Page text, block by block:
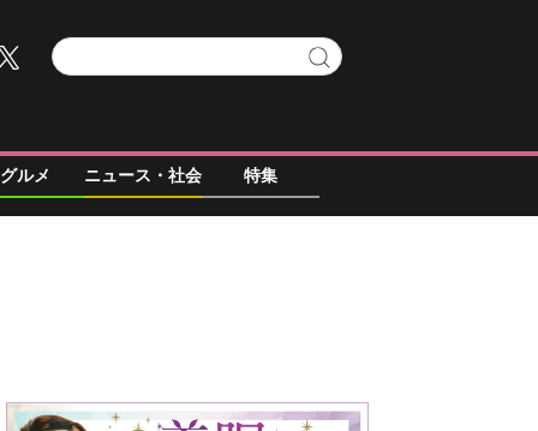
グルメ ニュース・社会 特集